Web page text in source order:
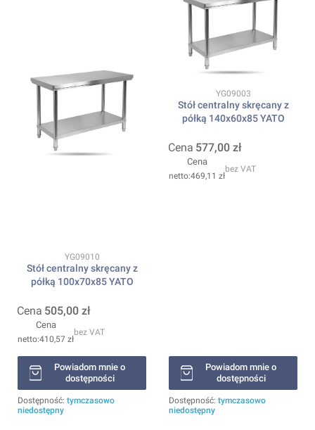
Kod produktu
YG09010
Stół centralny skręcany z
półką 100x70x85 YATO
Cena 505,00 zł
Cena
410,57 zł
bez VAT
Powiadom mnie o
dostępności
Dostępność: tymczasowo
niedostępny
Kod produktu
YG09003
Stół centralny skręcany z
półką 140x60x85 YATO
Cena 577,00 zł
Cena
469,11 zł
bez VAT
Powiadom mnie o
dostępności
Dostępność: tymczasowo
niedostępny